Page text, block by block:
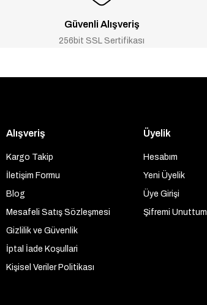
Güvenli Alışveriş
256bit SSL Sertifikası
Alışveriş
Kargo Takip
İletişim Formu
Blog
Mesafeli Satış Sözleşmesi
Gizlilik ve Güvenlik
İptal İade Koşullari
Kişisel Veriler Politikası
Üyelik
Hesabım
Yeni Üyelik
Üye Girişi
Şifremi Unuttum